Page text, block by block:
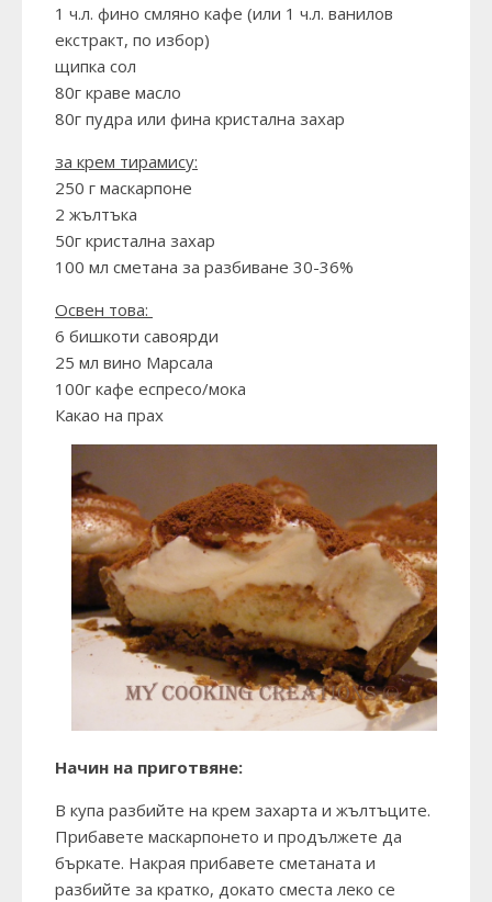
1 ч.л. фино смляно кафе (или 1 ч.л. ванилов
екстракт, по избор)
щипка сол
80г краве масло
80г пудра или фина кристална захар
за крем тирамису:
250 г маскарпоне
2 жълтъка
50г кристална захар
100 мл сметана за разбиване 30-36%
Освен това:
6 бишкоти савоярди
25 мл вино Марсала
100г кафе еспресо/мока
Какао на прах
Начин на приготвяне:
В купа разбийте на крем захарта и жълтъците.
Прибавете маскарпонето и продължете да
бъркате. Накрая прибавете сметаната и
разбийте за кратко, докато сместа леко се